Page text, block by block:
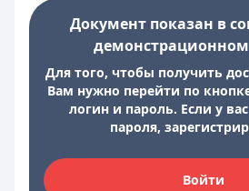
Документ показан в
Для того, чтобы получить
Вам нужно перейти по
логин и пароль. Если у
пароля,
Войти